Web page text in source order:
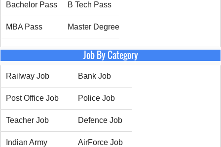
Bachelor Pass B Tech Pass
MBA Pass Master Degree
Job By Category
Railway Job Bank Job
Post Office Job Police Job
Teacher Job Defence Job
Indian Army AirForce Job